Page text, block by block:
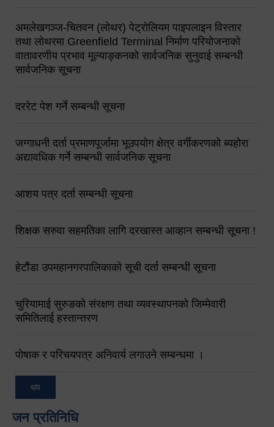
अमलेखगञ्ज-चितवन (लोथर) पेट्रोलियम पाइपलाइन विस्तार
तथा लोथरमा Greenfield Terminal निर्माण परियोजनाको
वातावरणीय प्रभाव मूल्याङ्कनको सार्वजनिक सुनुवाई सम्बन्धी
सार्वजनिक सूचना
दररेट पेश गर्ने सम्बन्धी सूचना
जग्गाधनी दर्ता प्रमाणपूर्जामा भूउपयोग क्षेत्र वर्गीकरणको ब्यहोरा
अद्यावधिक गर्ने सम्बन्धी सार्वजनिक सूचना
आशय पत्र दर्ता सम्बन्धी सूचना
शिक्षक सरुवा सहमतिका लागि दरखास्त आव्हान सम्बन्धी सूचना !
हेटौंडा उपमहानगरपालिकाको सूची दर्ता सम्बन्धी सूचना
चुरियामाई सुरुङको संरक्षण तथा व्यवस्थापनको जिम्मेवारी
समितिलाई हस्तान्तरण
पोषाक र परिचयपत्र अनिवार्य लगाउने सम्बन्धमा ।
थप
जन प्रतिनिधि